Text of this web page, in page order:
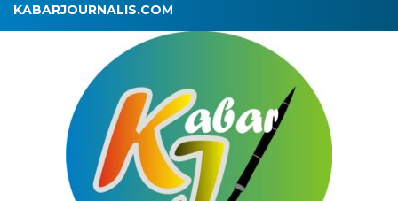
KABARJOURNALIS.COM